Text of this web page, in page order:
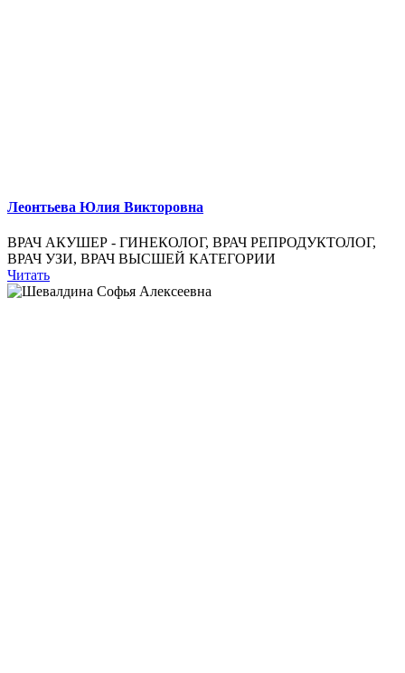
Леонтьева Юлия Викторовна
ВРАЧ АКУШЕР - ГИНЕКОЛОГ, ВРАЧ РЕПРОДУКТОЛОГ,
ВРАЧ УЗИ, ВРАЧ ВЫСШЕЙ КАТЕГОРИИ
Читать